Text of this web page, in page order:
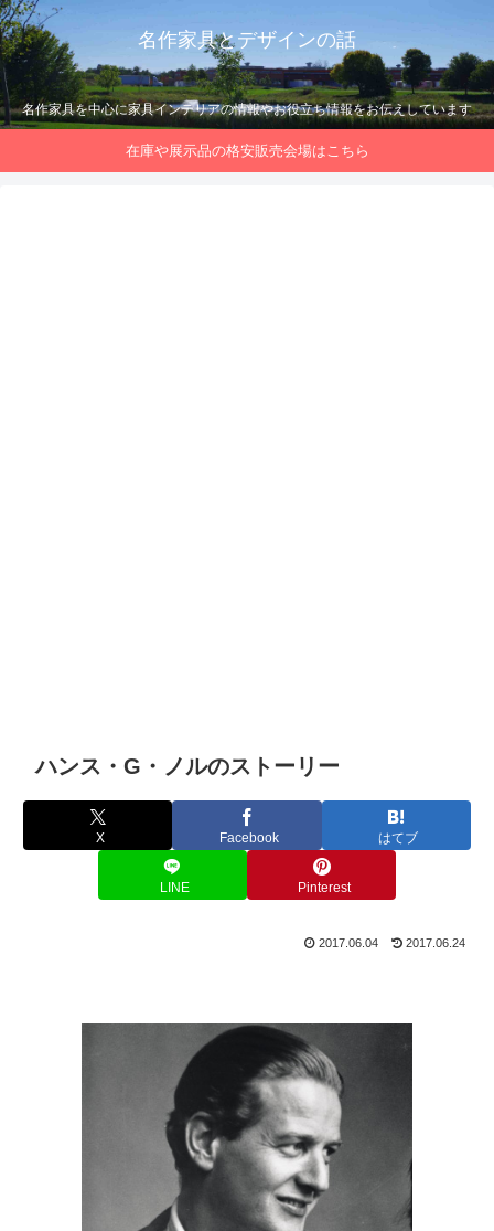
名作家具とデザインの話
名作家具を中心に家具インテリアの情報やお役立ち情報をお伝えしています
在庫や展示品の格安販売会場はこちら
ハンス・G・ノルのストーリー
X Facebook はてブ
LINE Pinterest
2017.06.04 2017.06.24